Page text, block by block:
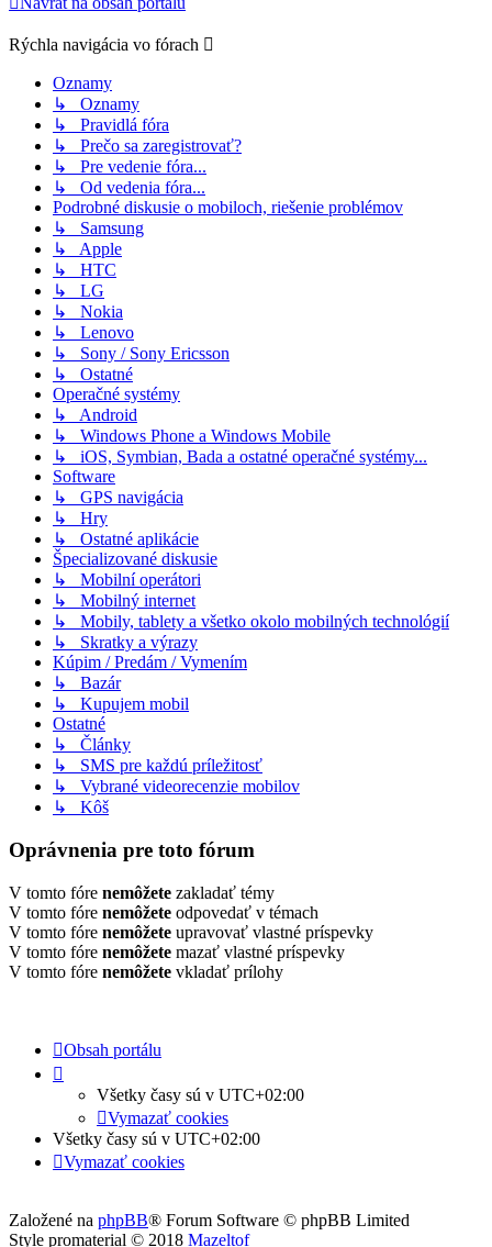
Rýchla navigácia vo fórach
Oznamy
↳ Oznamy
↳ Pravidlá fóra
↳ Prečo sa zaregistrovať?
↳ Pre vedenie fóra...
↳ Od vedenia fóra...
Podrobné diskusie o mobiloch, riešenie problémov
↳ Samsung
↳ Apple
↳ HTC
↳ LG
↳ Nokia
↳ Lenovo
↳ Sony / Sony Ericsson
↳ Ostatné
Operačné systémy
↳ Android
↳ Windows Phone a Windows Mobile
↳ iOS, Symbian, Bada a ostatné operačné systémy...
Software
↳ GPS navigácia
↳ Hry
↳ Ostatné aplikácie
Špecializované diskusie
↳ Mobilní operátori
↳ Mobilný internet
↳ Mobily, tablety a všetko okolo mobilných technológií
↳ Skratky a výrazy
Kúpim / Predám / Vymením
↳ Bazár
↳ Kupujem mobil
Ostatné
↳ Články
↳ SMS pre každú príležitosť
↳ Vybrané videorecenzie mobilov
↳ Kôš
Oprávnenia pre toto fórum
V tomto fóre nemôžete zakladať témy
V tomto fóre nemôžete odpovedať v témach
V tomto fóre nemôžete upravovať vlastné príspevky
V tomto fóre nemôžete mazať vlastné príspevky
V tomto fóre nemôžete vkladať prílohy
Obsah portálu
Všetky časy sú v UTC+02:00
Vymazať cookies
Všetky časy sú v UTC+02:00
Vymazať cookies
Založené na phpBB® Forum Software © phpBB Limited
Style promaterial © 2018 Mazeltof